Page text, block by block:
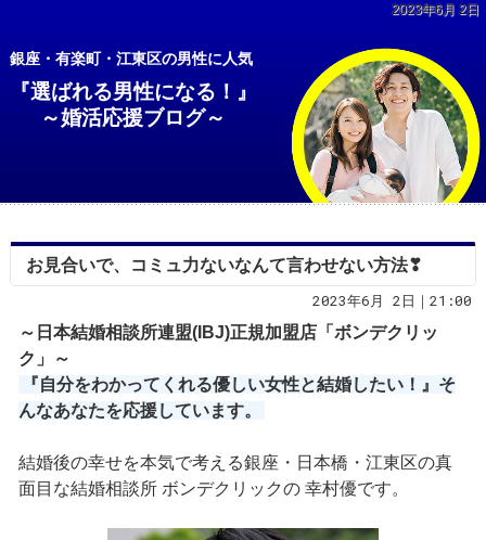
2023年6月 2日
銀座・有楽町・江東区の男性に人気
『選ばれる男性になる！』
～婚活応援ブログ～
お見合いで、コミュ力ないなんて言わせない方法❣
2023年6月 2日｜21:00
～日本結婚相談所連盟(IBJ)正規加盟店「ボンデクリッ
ク」～
『自分をわかってくれる優しい女性と結婚したい！』そ
んなあなたを応援しています。
結婚後の幸せを本気で考える銀座・日本橋・江東区の真
面目な結婚相談所 ボンデクリックの 幸村優です。